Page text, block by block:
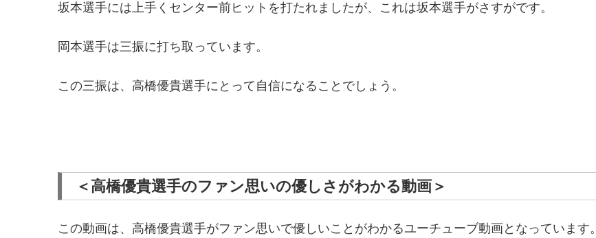
坂本選手には上手くセンター前ヒットを打たれましたが、これは坂本選手がさすがです。
岡本選手は三振に打ち取っています。
この三振は、高橋優貴選手にとって自信になることでしょう。
＜高橋優貴選手のファン思いの優しさがわかる動画＞
この動画は、高橋優貴選手がファン思いで優しいことがわかるユーチューブ動画となっています。